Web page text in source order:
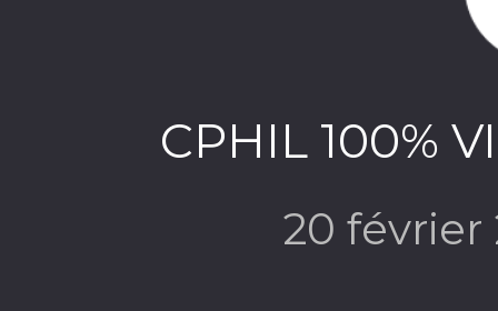
CPHIL 100%
20